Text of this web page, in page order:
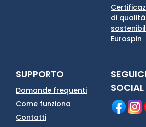
di
Eurospin
SUPPORTO
Domande frequenti
Come funziona
Contatti
SOCIAL